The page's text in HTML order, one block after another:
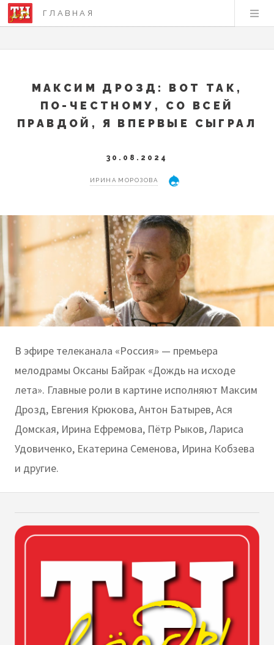
ГЛАВНАЯ
МАКСИМ ДРОЗД: ВОТ ТАК,
ПО-ЧЕСТНОМУ, СО ВСЕЙ
ПРАВДОЙ, Я ВПЕРВЫЕ СЫГРАЛ
30.08.2024
ИРИНА МОРОЗОВА
В эфире телеканала «Россия» — премьера
мелодрамы Оксаны Байрак «Дождь на исходе
лета». Главные роли в картине исполняют Максим
Дрозд, Евгения Крюкова, Антон Батырев, Ася
Домская, Ирина Ефремова, Пётр Рыков, Лариса
Удовиченко, Екатерина Семенова, Ирина Кобзева
и другие.